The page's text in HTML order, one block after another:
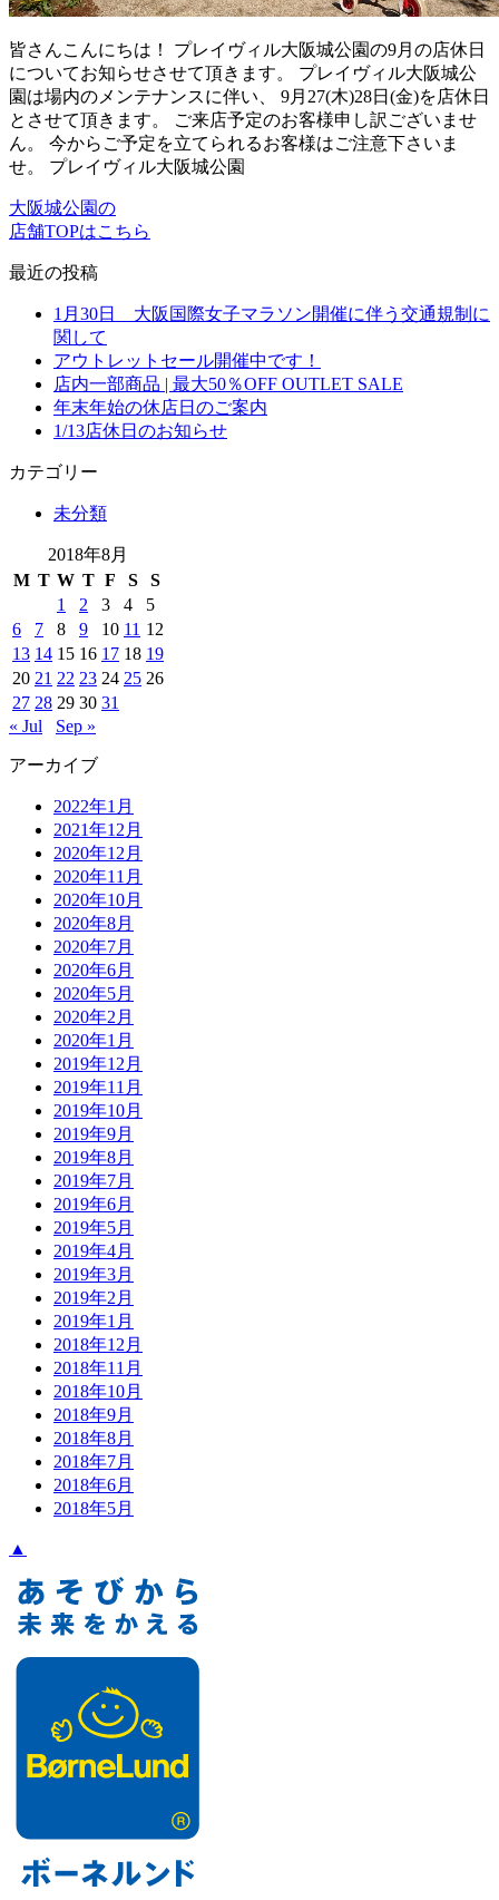
皆さんこんにちは！ プレイヴィル大阪城公園の9月の店休日
についてお知らせさせて頂きます。 プレイヴィル大阪城公
園は場内のメンテナンスに伴い、 9月27(木)28日(金)を店休日
とさせて頂きます。 ご来店予定のお客様申し訳ございませ
ん。 今からご予定を立てられるお客様はご注意下さいま
せ。 プレイヴィル大阪城公園
大阪城公園の
店舗TOPはこちら
最近の投稿
1月30日 大阪国際女子マラソン開催に伴う交通規制に
関して
アウトレットセール開催中です！
店内一部商品 | 最大50％OFF OUTLET SALE
年末年始の休店日のご案内
1/13店休日のお知らせ
カテゴリー
未分類
2018年8月
M T W T F S
S
1
2 3 4
5
6
7 8 9 10 11 12
13 14 15 16 17 18 19
20 21 22 23 24 25 26
27 28 29 30 31
« Jul
Sep »
アーカイブ
2022年1月
2021年12月
2020年12月
2020年11月
2020年10月
2020年8月
2020年7月
2020年6月
2020年5月
2020年2月
2020年1月
2019年12月
2019年11月
2019年10月
2019年9月
2019年8月
2019年7月
2019年6月
2019年5月
2019年4月
2019年3月
2019年2月
2019年1月
2018年12月
2018年11月
2018年10月
2018年9月
2018年8月
2018年7月
2018年6月
2018年5月
▲